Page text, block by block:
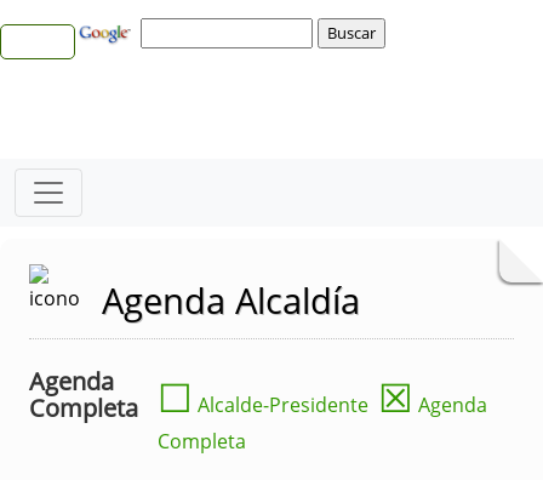
Agenda Alcaldía
Agenda
Completa
☐ Alcalde-Presidente ☒ Agenda
Completa